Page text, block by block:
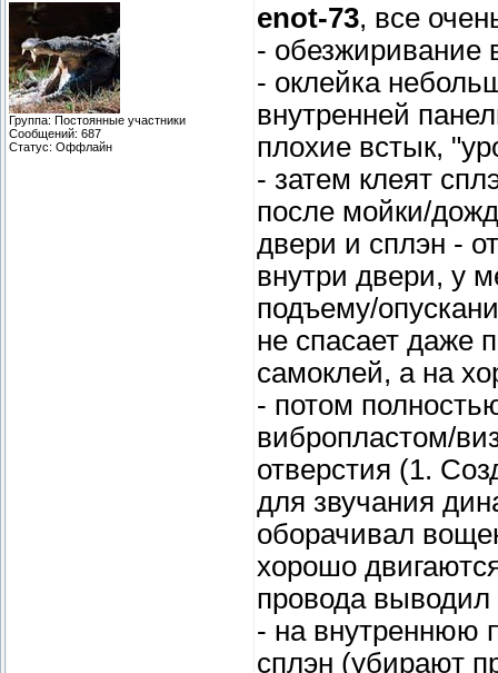
Группа: Постоянные участники
Сообщений: 687
Статус: Оффлайн
enot-73, все
- обезжиривание
- оклейка
внутренней
плохие встык,
- затем клеят
после мойки/
двери и сплэн -
внутри двери, у
подъему/
не спасает даже
самоклей, а на
- потом
вибропластом/
отверстия (1.
для звучания
оборачивал
хорошо
провода
- на внутреннюю
сплэн (убирают